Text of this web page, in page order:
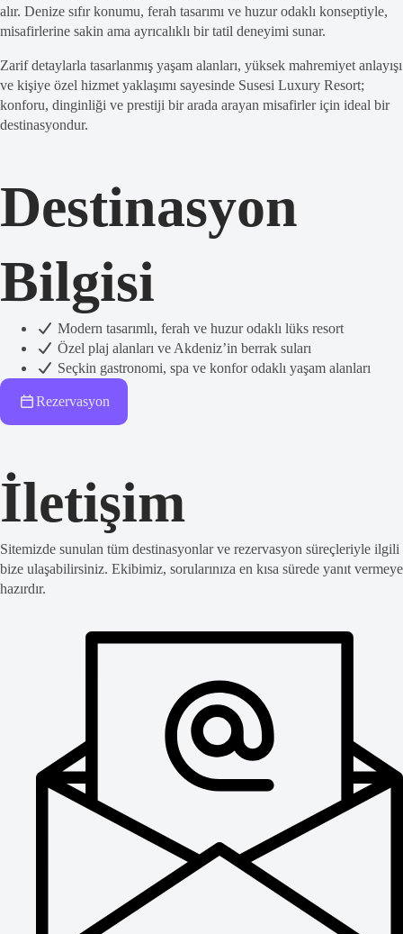
alır. Denize sıfır konumu, ferah tasarımı ve huzur odaklı konseptiyle,
misafirlerine sakin ama ayrıcalıklı bir tatil deneyimi sunar.
Zarif detaylarla tasarlanmış yaşam alanları, yüksek mahremiyet anlayışı
ve kişiye özel hizmet yaklaşımı sayesinde Susesi Luxury Resort;
konforu, dinginliği ve prestiji bir arada arayan misafirler için ideal bir
destinasyondur.
Destinasyon
Bilgisi
Modern tasarımlı, ferah ve huzur odaklı lüks resort
Özel plaj alanları ve Akdeniz’in berrak suları
Seçkin gastronomi, spa ve konfor odaklı yaşam alanları
Rezervasyon
İletişim
Sitemizde sunulan tüm destinasyonlar ve rezervasyon süreçleriyle ilgili
bize ulaşabilirsiniz. Ekibimiz, sorularınıza en kısa sürede yanıt vermeye
hazırdır.